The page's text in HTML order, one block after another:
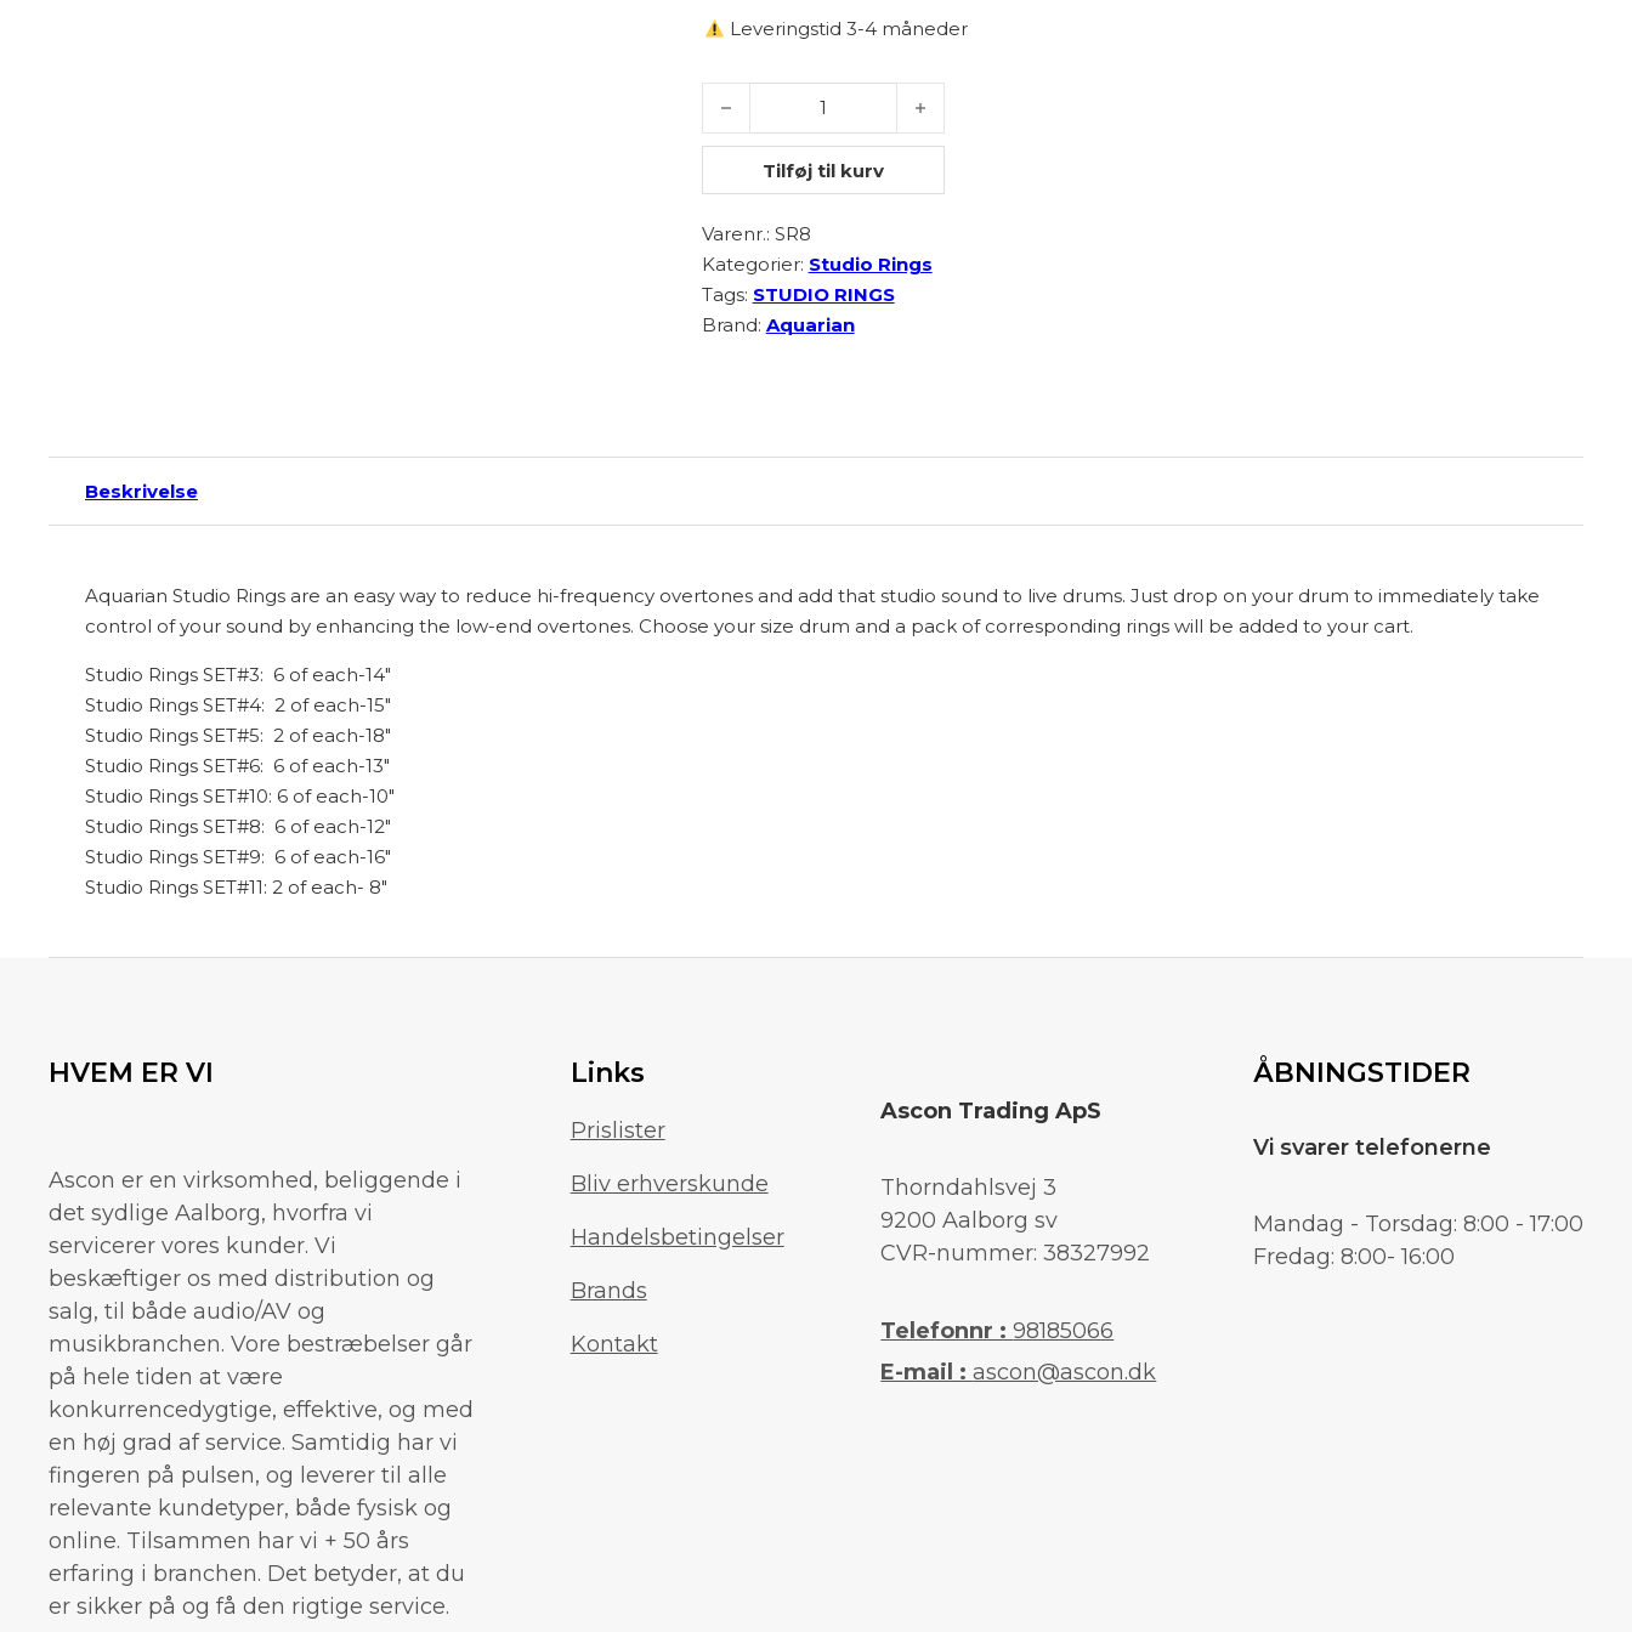
Leveringstid 3-4 måneder
Aquarian SR8 12" drumheads13 antal
Tilføj til kurv
Varenr.: SR8
Kategorier: Studio Rings
Tags: STUDIO RINGS
Brand: Aquarian
Beskrivelse
Aquarian Studio Rings are an easy way to reduce hi-frequency overtones and add that studio sound to live drums. Just drop on your drum to immediately take
control of your sound by enhancing the low-end overtones. Choose your size drum and a pack of corresponding rings will be added to your cart.
Studio Rings SET#3: 6 of each-14″
Studio Rings SET#4: 2 of each-15″
Studio Rings SET#5: 2 of each-18″
Studio Rings SET#6: 6 of each-13″
Studio Rings SET#10: 6 of each-10″
Studio Rings SET#8: 6 of each-12″
Studio Rings SET#9: 6 of each-16″
Studio Rings SET#11: 2 of each- 8″
HVEM ER VI
Ascon er en virksomhed, beliggende i
det sydlige Aalborg, hvorfra vi
servicerer vores kunder. Vi
beskæftiger os med distribution og
salg, til både audio/AV og
musikbranchen. Vore bestræbelser går
på hele tiden at være
konkurrencedygtige, effektive, og med
en høj grad af service. Samtidig har vi
fingeren på pulsen, og leverer til alle
relevante kundetyper, både fysisk og
online. Tilsammen har vi + 50 års
erfaring i branchen. Det betyder, at du
er sikker på og få den rigtige service.
Links
Prislister
Bliv erhverskunde
Handelsbetingelser
Brands
Kontakt
Ascon Trading ApS
Thorndahlsvej 3
9200 Aalborg sv
CVR-nummer: 38327992
Telefonnr :98185066
E-mail :ascon@ascon.dk
ÅBNINGSTIDER
Vi svarer telefonerne
Mandag - Torsdag: 8:00 - 17:00
Fredag: 8:00- 16:00